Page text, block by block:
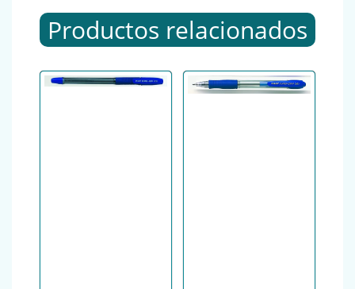
Productos relacionados